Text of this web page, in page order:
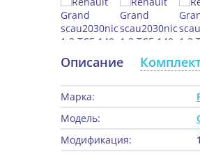
Описание
Марка:
Модель:
Модификация: